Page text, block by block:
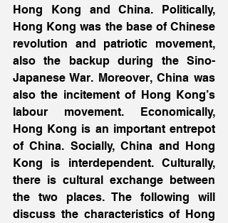
Hong Kong and China. Politically,
Hong Kong was the base of Chinese
revolution and patriotic movement,
also the backup during the Sino-
Japanese War. Moreover, China was
also the incitement of Hong Kong’s
labour movement. Economically,
Hong Kong is an important entrepot
of China. Socially, China and Hong
Kong is interdependent. Culturally,
there is cultural exchange between
the two places. The following will
discuss the characteristics of Hong